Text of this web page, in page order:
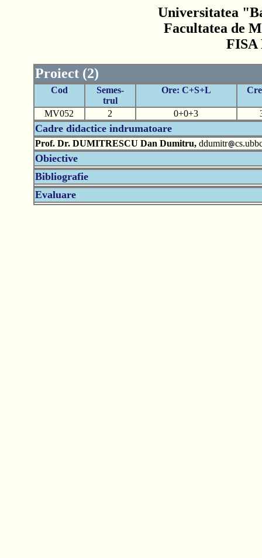
Universitatea
Facultatea de
FISA
Proiect (2)
Cod
Semes-
trul
Ore: C+S+L
MV052 2 0+0+3
Cadre didactice indrumatoare
Prof. Dr. DUMITRESCU Dan Dumitru,ddumitr
Obiective
Bibliografie
Evaluare